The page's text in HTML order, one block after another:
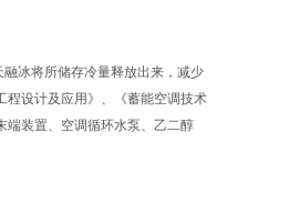
冰将所储存冷量释放出来，减少
程设计及应用》、《蓄能空调技术
端装置、空调循环水泵、乙二醇